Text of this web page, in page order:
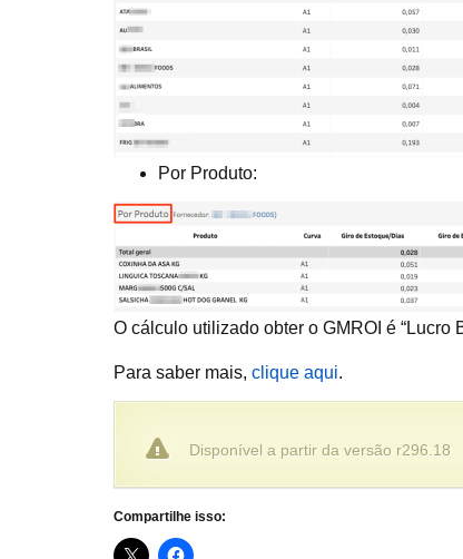
Por Produto:
O cálculo utilizado obter o GMROI é “Lucro
Para saber mais, clique aqui.
Disponível a partir da versão r296.18
Compartilhe isso: